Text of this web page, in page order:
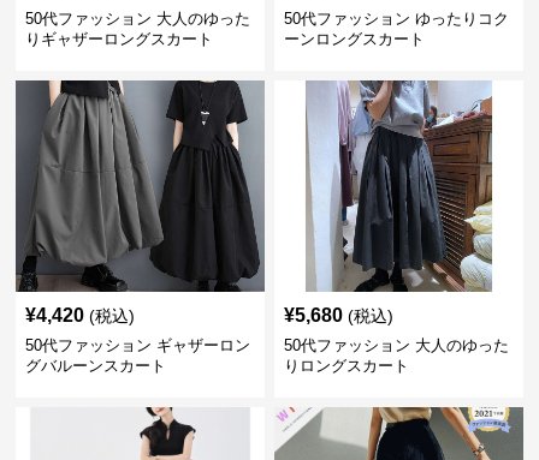
50代ファッション 大人のゆった
りギャザーロングスカート
50代ファッション ゆったりコク
ーンロングスカート
¥4,420 (税込)
50代ファッション ギャザーロン
グバルーンスカート
¥5,680 (税込)
50代ファッション 大人のゆった
りロングスカート